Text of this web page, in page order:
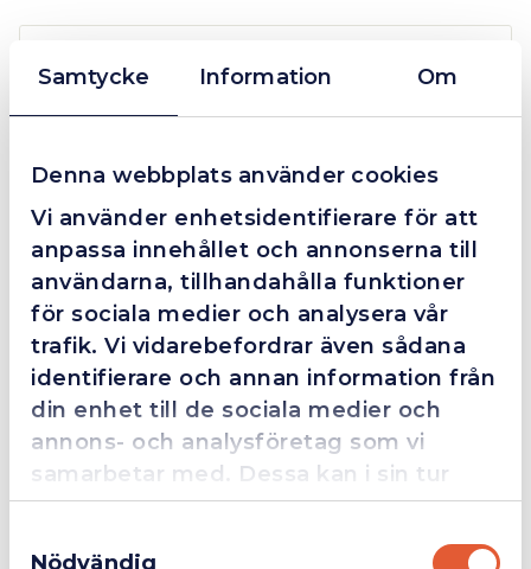
Samtycke Information Om
Denna webbplats använder cookies
Vi använder enhetsidentifierare för att
anpassa innehållet och annonserna till
användarna, tillhandahålla funktioner
för sociala medier och analysera vår
trafik. Vi vidarebefordrar även sådana
identifierare och annan information från
din enhet till de sociala medier och
annons- och analysföretag som vi
samarbetar med. Dessa kan i sin tur
kombinera informationen med annan
information som du har tillhandahållit
Nödvändig
4.4 10 Reviews
FM
Fredrik Magnusson
2025-10-02
Grym service!
Dom här grabbarna är definitionen av serviceminded.
Trots en billigare order, som det blev lite strul med,
så agerade dom blixtsnabbt och löste det långt över
förväntan. Hade kontakt med Alexander, som förtjänar
en extra guldstjärna.
❮